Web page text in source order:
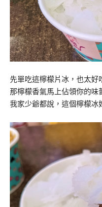
先單吃這檸檬片冰，也太好
那檸檬香氣馬上佔領你的味
我家少爺都說，這個檸檬冰